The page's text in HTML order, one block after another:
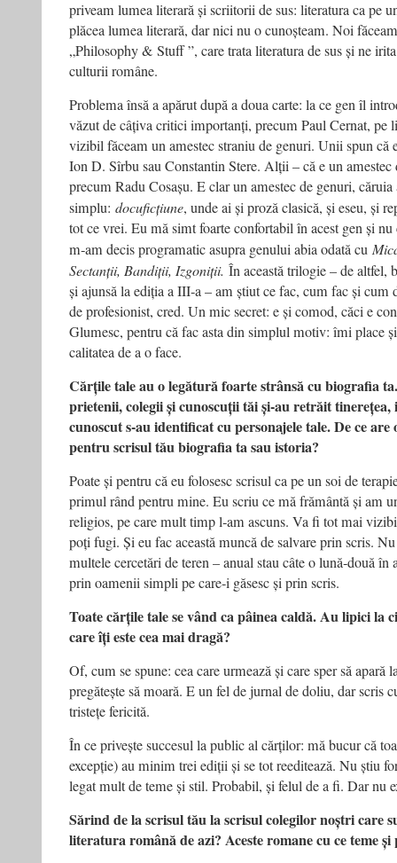
priveam lumea literară și scriitorii de sus: literatura ca pe
plăcea lumea literară, dar nici nu o cunoșteam. Noi
„Philosophy & Stuff ”, care trata literatura de sus și ne
culturii române.
Problema însă a apărut după a doua carte: la ce gen îl
văzut de câțiva critici importanți, precum Paul Cernat, pe
vizibil făceam un amestec straniu de genuri. Unii spun că
Ion D. Sîrbu sau Constantin Stere. Alții – că e un
precum Radu Cosașu. E clar un amestec de genuri,
simplu: docuficțiune, unde ai și proză clasică, și eseu, și
tot ce vrei. Eu mă simt foarte confortabil în acest gen și
m‑am decis programatic asupra genului abia odată cu
Sectanții, Bandiții, Izgoniții. În această trilogie – de
și ajunsă la ediția a III‑a – am știut ce fac, cum fac și
de profesionist, cred. Un mic secret: e și comod, căci e
Glumesc, pentru că fac asta din simplul motiv: îmi place
calitatea de a o face.
Cărțile tale au o legătură foarte strânsă cu biografia
prietenii, colegii și cunoscuții tăi și‑au retrăit tinerețea,
cunoscut s‑au identificat cu personajele tale. De ce
pentru scrisul tău biografia ta sau istoria?
Poate și pentru că eu folosesc scrisul ca pe un soi de
primul rând pentru mine. Eu scriu ce mă frământă și am
religios, pe care mult timp l‑am ascuns. Va fi tot mai
poți fugi. Și eu fac această muncă de salvare prin scris.
multele cercetări de teren – anual stau câte o lună‑două în
prin oamenii simpli pe care‑i găsesc și prin scris.
Toate cărțile tale se vând ca pâinea caldă. Au lipici la
care îți este cea mai dragă?
Of, cum se spune: cea care urmează și care sper să apară
pregătește să moară. E un fel de jurnal de doliu, dar scris
tristețe fericită.
În ce privește succesul la public al cărților: mă bucur că
excepție) au minim trei ediții și se tot reeditează. Nu știu
legat mult de teme și stil. Probabil, și felul de a fi. Dar nu
Sărind de la scrisul tău la scrisul colegilor noștri care
literatura română de azi? Aceste romane cu ce teme